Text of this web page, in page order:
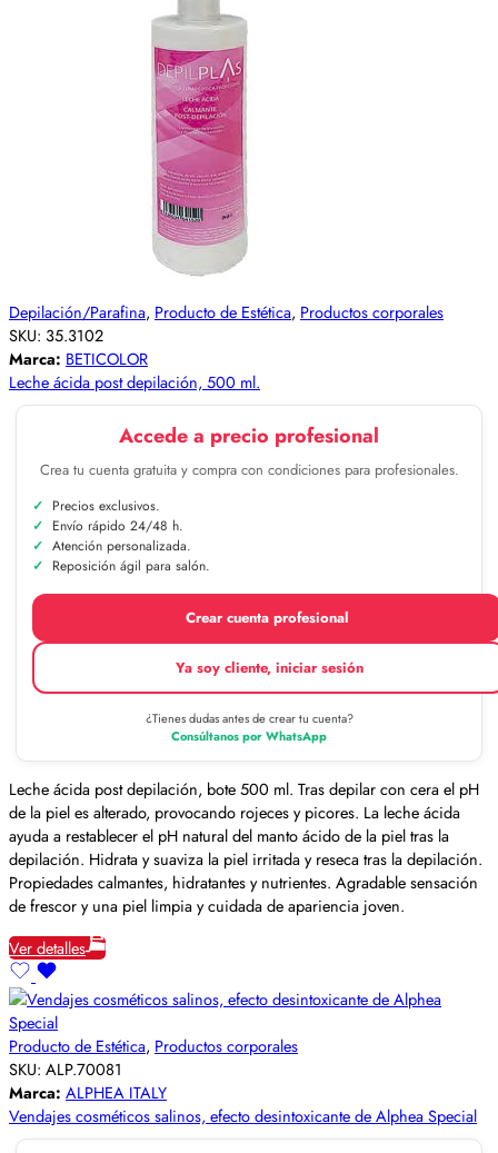
Depilación/Parafina, Producto de Estética, Productos corporales
SKU: 35.3102
Marca: BETICOLOR
Leche ácida post depilación, 500 ml.
Accede a precio profesional
Crea tu cuenta gratuita y compra con condiciones para profesionales.
Precios exclusivos.
Envío rápido 24/48 h.
Atención personalizada.
Reposición ágil para salón.
Crear cuenta profesional
Ya soy cliente, iniciar sesión
¿Tienes dudas antes de crear tu cuenta?
Consúltanos por WhatsApp
Leche ácida post depilación, bote 500 ml. Tras depilar con cera el pH
de la piel es alterado, provocando rojeces y picores. La leche ácida
ayuda a restablecer el pH natural del manto ácido de la piel tras la
depilación. Hidrata y suaviza la piel irritada y reseca tras la depilación.
Propiedades calmantes, hidratantes y nutrientes. Agradable sensación
de frescor y una piel limpia y cuidada de apariencia joven.
Ver detalles
Producto de Estética, Productos corporales
SKU: ALP.70081
Marca: ALPHEA ITALY
Vendajes cosméticos salinos, efecto desintoxicante de Alphea Special